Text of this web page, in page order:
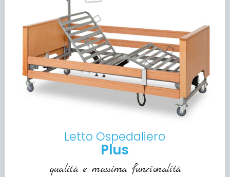
Letto Ospedaliero
Plus
qualità e massima funzionalità